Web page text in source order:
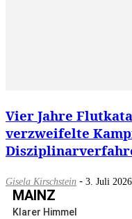
Vier Jahre
verzweifelte
Gisela Kirschstein - 3. Juli 2026
MAINZ
Klarer Himmel